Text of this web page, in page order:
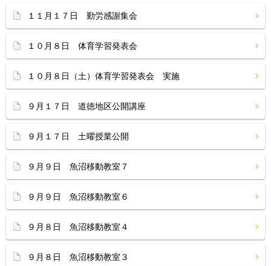
１１月１７日 勤労感謝集会
１０月８日 体育学習発表会
１０月８日（土）体育学習発表会 実施
９月１７日 道徳地区公開講座
９月１７日 土曜授業公開
９月９日 魚沼移動教室７
９月９日 魚沼移動教室６
９月８日 魚沼移動教室４
９月８日 魚沼移動教室３